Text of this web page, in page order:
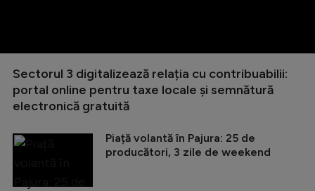
Sectorul 3 digitalizează relația cu contribuabilii:
portal online pentru taxe locale și semnătură
electronică gratuită
Piață volantă în Pajura: 25 de
producători, 3 zile de weekend